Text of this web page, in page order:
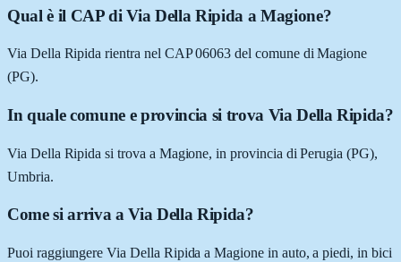
Qual è il CAP di Via Della Ripida a Magione?
Via Della Ripida rientra nel CAP 06063 del comune di Magione
(PG).
In quale comune e provincia si trova Via Della Ripida?
Via Della Ripida si trova a Magione, in provincia di Perugia (PG),
Umbria.
Come si arriva a Via Della Ripida?
Puoi raggiungere Via Della Ripida a Magione in auto, a piedi, in bici